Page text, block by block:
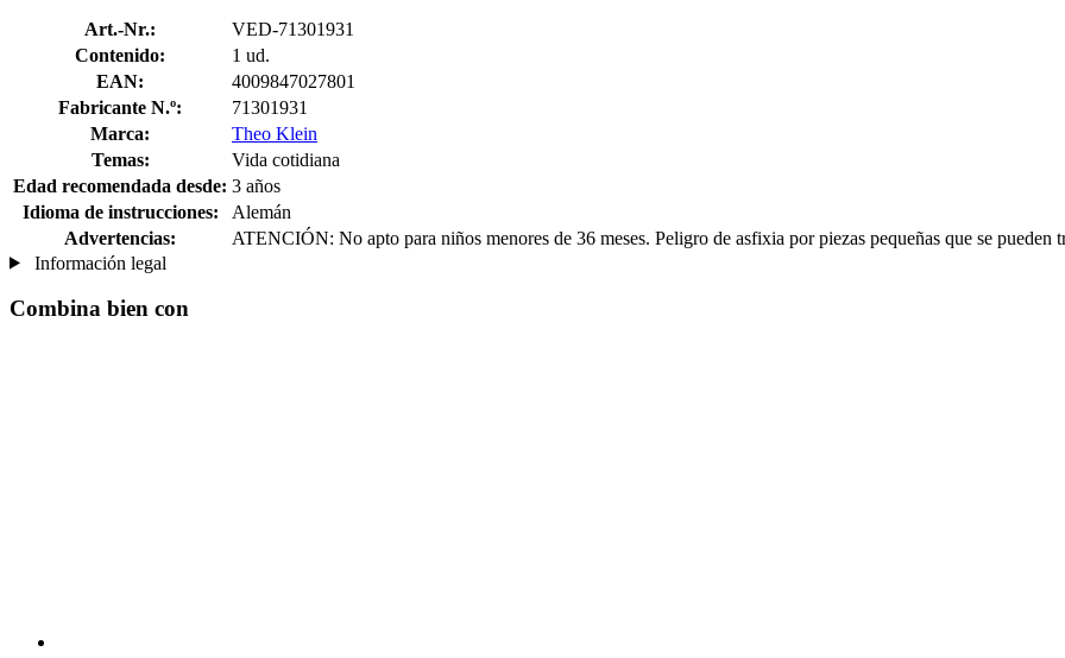
Art.-Nr.:
VED-71301931
Contenido:
1 ud.
EAN:
4009847027801
Fabricante N.º:
71301931
Marca:
Theo Klein
Temas:
Vida cotidiana
Edad recomendada desde: 3 años
Idioma de instrucciones:
Alemán
Advertencias:
ATENCIÓN: No apto para niños menores de 36 meses. Peligro de asfixia por piezas pequeñas que se pueden
Información legal
Combina bien con